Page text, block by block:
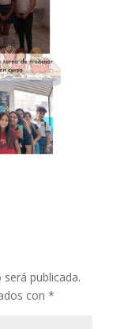
publicada.
con *